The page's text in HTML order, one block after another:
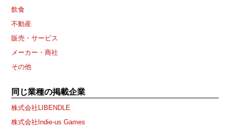
飲食
不動産
販売・サービス
メーカー・商社
その他
同じ業種の掲載企業
株式会社LIBENDLE
株式会社Indie-us Games